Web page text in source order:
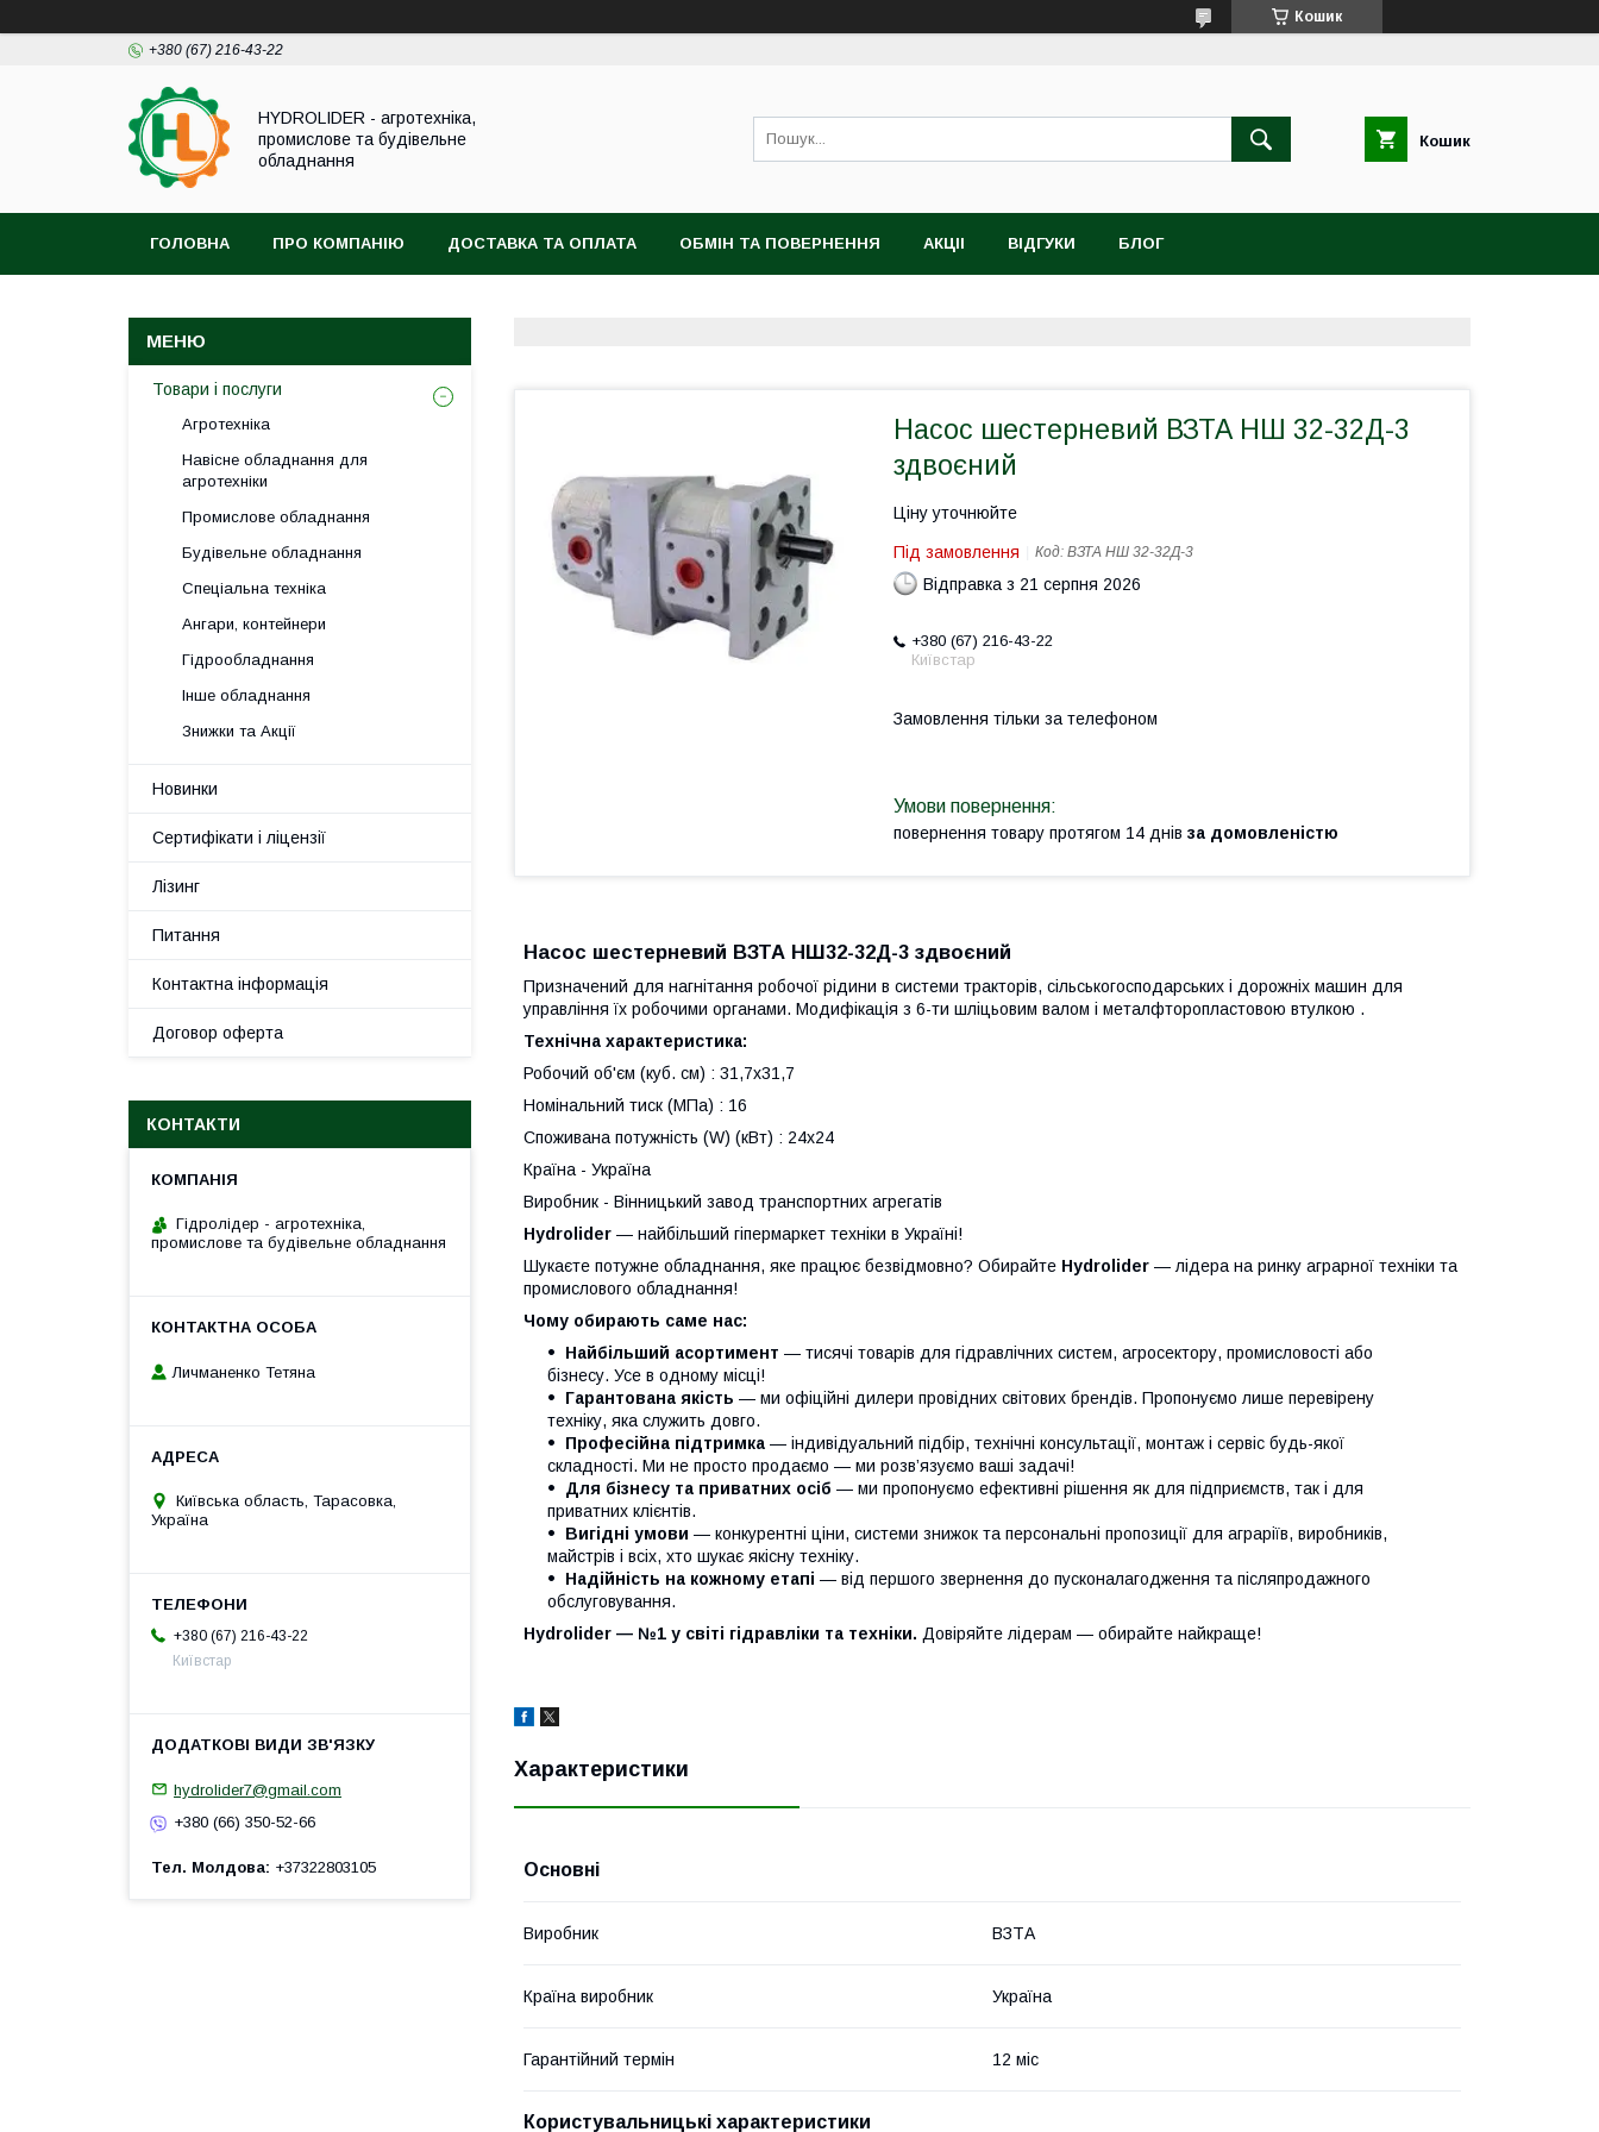
Кошик
+380 (67) 216-43-22
HYDROLIDER - агротехніка,
промислове та будівельне
обладнання
Кошик
ГОЛОВНА ПРО КОМПАНІЮ ДОСТАВКА ТА ОПЛАТА ОБМІН ТА ПОВЕРНЕННЯ АКЦІІ ВІДГУКИ БЛОГ
Насос шестерневий ВЗТА НШ 32-32Д-3
здвоєний
Ціну уточнюйте
Під замовлення Код: ВЗТА НШ 32-32Д-3
Відправка з 21 серпня 2026
+380 (67) 216-43-22
Київстар
Замовлення тільки за телефоном
повернення товару протягом 14 днів за домовленістю
Насос шестерневий ВЗТА НШ32-32Д-3 здвоєний
Призначений для нагнітання робочої рідини в системи тракторів, сільськогосподарських і дорожніх машин для
управління їх робочими органами. Модифікація з 6-ти шліцьовим валом і металфторопластовою втулкою .
Технічна характеристика:
Робочий об'єм (куб. см) : 31,7х31,7
Номінальний тиск (МПа) : 16
Споживана потужність (W) (кВт) : 24х24
Країна - Україна
Виробник - Вінницький завод транспортних агрегатів
Hydrolider — найбільший гіпермаркет техніки в Україні!
Шукаєте потужне обладнання, яке працює безвідмовно? Обирайте Hydrolider — лідера на ринку аграрної техніки та
промислового обладнання!
Чому обирають саме нас:
Найбільший асортимент — тисячі товарів для гідравлічних систем, агросектору, промисловості або
бізнесу. Усе в одному місці!
Гарантована якість — ми офіційні дилери провідних світових брендів. Пропонуємо лише перевірену
техніку, яка служить довго.
Професійна підтримка — індивідуальний підбір, технічні консультації, монтаж і сервіс будь-якої
складності. Ми не просто продаємо — ми розв’язуємо ваші задачі!
Для бізнесу та приватних осіб — ми пропонуємо ефективні рішення як для підприємств, так і для
приватних клієнтів.
Вигідні умови — конкурентні ціни, системи знижок та персональні пропозиції для аграріїв, виробників,
майстрів і всіх, хто шукає якісну техніку.
Надійність на кожному етапі — від першого звернення до пусконалагодження та післяпродажного
обслуговування.
Hydrolider — №1 у світі гідравліки та техніки. Довіряйте лідерам — обирайте найкраще!
Характеристики
Основні
Виробник ВЗТА
Країна виробник Україна
Гарантійний термін 12 міс
Користувальницькі характеристики
Товари і послуги
Агротехніка
Навісне обладнання для
агротехніки
Промислове обладнання
Будівельне обладнання
Спеціальна техніка
Ангари, контейнери
Гідрообладнання
Інше обладнання
Знижки та Акції
Новинки
Сертифікати і ліцензії
Лізинг
Питання
Контактна інформація
Договор оферта
КОНТАКТИ
Гідролідер - агротехніка,
промислове та будівельне обладнання
Личманенко Тетяна
Київська область, Тарасовка,
Україна
+380 (67) 216-43-22
Київстар
hydrolider7@gmail.com
+380 (66) 350-52-66
Тел. Молдова +37322803105